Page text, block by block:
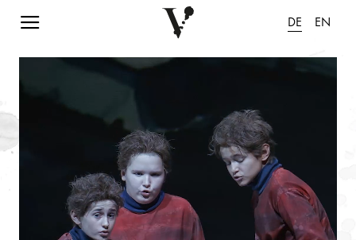
Navigation einblenden DE EN
Animation pausieren